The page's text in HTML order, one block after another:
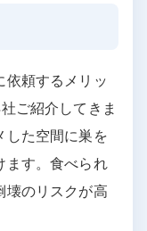
依頼するメリッ
ご紹介してきま
した空間に巣を
ます。食べられ
壊のリスクが高